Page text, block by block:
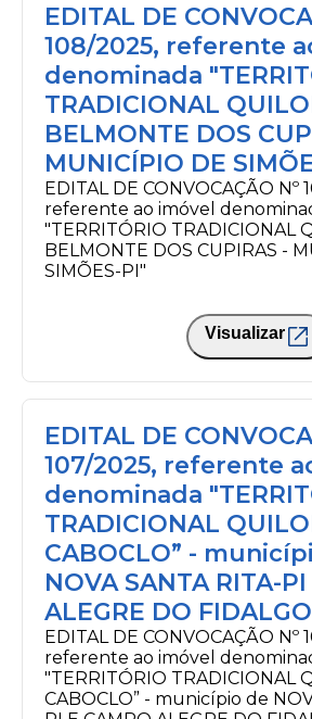
EDITAL DE
108/2025, referente
denominada
TRADICIONAL
BELMONTE DOS
MUNICÍPIO DE
EDITAL DE CONVOCAÇÃO Nº
referente ao imóvel
"TERRITÓRIO TRADICIONAL
BELMONTE DOS CUPIRAS -
SIMÕES-PI"
Visualizar
EDITAL DE
107/2025, referente
denominada
TRADICIONAL
CABOCLO” -
NOVA SANTA RITA-
ALEGRE DO
EDITAL DE CONVOCAÇÃO Nº
referente ao imóvel
"TERRITÓRIO TRADICIONAL
CABOCLO” - município de